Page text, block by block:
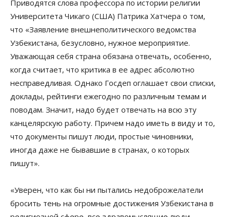
Приводятся слова профессора по истории религии
Университета Чикаго (США) Патрика Хатчера о том,
что «Заявление внешнеполитического ведомства
Узбекистана, безусловно, нужное мероприятие.
Уважающая себя страна обязана отвечать, особенно,
когда считает, что критика в ее адрес абсолютно
несправедливая. Однако Госдеп оглашает свои списки,
доклады, рейтинги ежегодно по различным темам и
поводам. Значит, надо будет отвечать на всю эту
канцелярскую работу. Причем надо иметь в виду и то,
что документы пишут люди, простые чиновники,
иногда даже не бывавшие в странах, о которых
пишут».
«Уверен, что как бы ни пытались недоброжелатели
бросить тень на огромные достижения Узбекистана в